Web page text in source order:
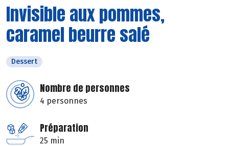
Invisible aux pommes,
caramel beurre salé
Dessert
Nombre de personnes
4 personnes
Préparation
25 min